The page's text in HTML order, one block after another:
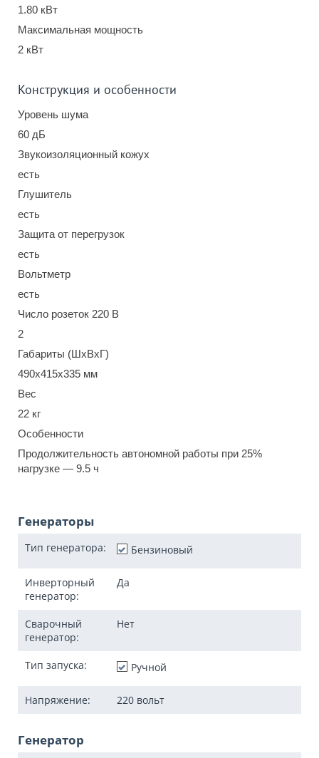
1.80 кВт
Максимальная мощность
2 кВт
Конструкция и особенности
Уровень шума
60 дБ
Звукоизоляционный кожух
есть
Глушитель
есть
Защита от перегрузок
есть
Вольтметр
есть
Число розеток 220 В
2
Габариты (ШхВхГ)
490x415x335 мм
Вес
22 кг
Особенности
Продолжительность автономной работы при 25%
нагрузке — 9.5 ч
Генераторы
Тип генератора: Бензиновый
Инверторный
генератор:
Да
Сварочный
генератор:
Нет
Тип запуска: Ручной
Напряжение: 220 вольт
Генератор